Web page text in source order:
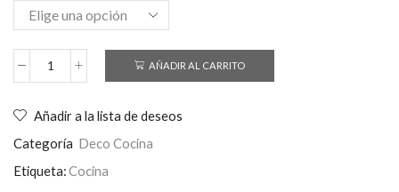
AÑADIR AL CARRITO
Añadir a la lista de deseos
Categoría Deco Cocina
Etiqueta:Cocina